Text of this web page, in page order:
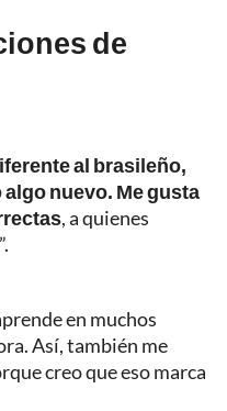
de
al brasileño,
nuevo. Me gusta
, a quienes
en muchos
Así, también me
creo que eso marca